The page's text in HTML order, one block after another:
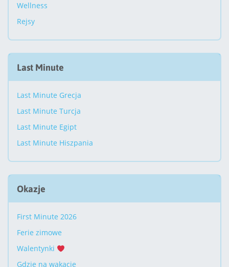
Wellness
Rejsy
Last Minute
Last Minute Grecja
Last Minute Turcja
Last Minute Egipt
Last Minute Hiszpania
Okazje
First Minute 2026
Ferie zimowe
Walentynki
Gdzie na wakacje